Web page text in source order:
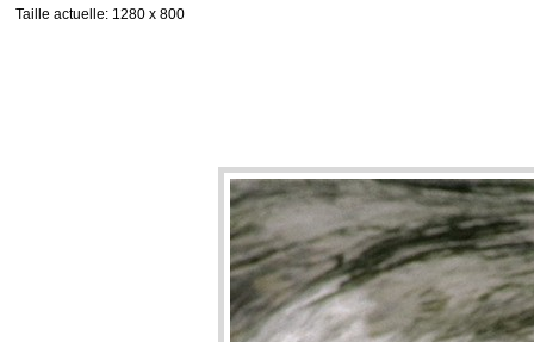
Taille actuelle: 1280 x 800